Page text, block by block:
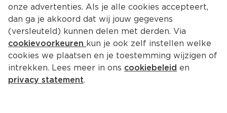
onze advertenties. Als je alle cookies accepteert,
dan ga je akkoord dat wij jouw gegevens
(versleuteld) kunnen delen met derden. Via
cookievoorkeuren kun je ook zelf instellen welke
cookies we plaatsen en je toestemming wijzigen of
intrekken. Lees meer in ons cookiebeleid en
privacy statement.